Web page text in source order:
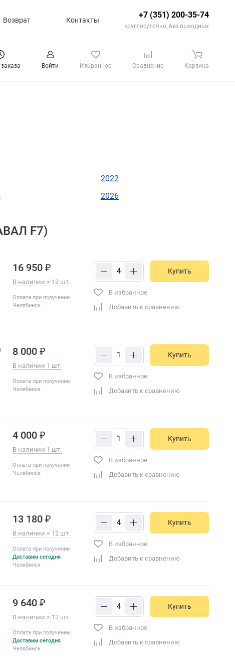
Возврат Контакты
+7 (351) 200-35-74
круглосуточно, без выходных
Войти Избранное Сравнение Корзина
2022
2026
F7)
16 950 ₽
В наличии > 12 шт.
Оплата при получении
Челябинск
Купить
В избранное
Добавить к сравнению
8 000 ₽
В наличии 1 шт.
Оплата при получении
Челябинск
Купить
В избранное
Добавить к сравнению
4 000 ₽
В наличии 1 шт.
Оплата при получении
Челябинск
Купить
В избранное
Добавить к сравнению
13 180 ₽
В наличии > 12 шт.
Оплата при получении
Доставим сегодня
Челябинск
Купить
В избранное
Добавить к сравнению
9 640 ₽
В наличии > 12 шт.
Оплата при получении
Доставим сегодня
Челябинск
Купить
В избранное
Добавить к сравнению